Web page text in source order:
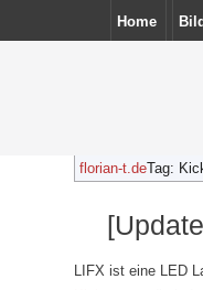
Home
florian-t.deTag:
LIFX ist eine LED